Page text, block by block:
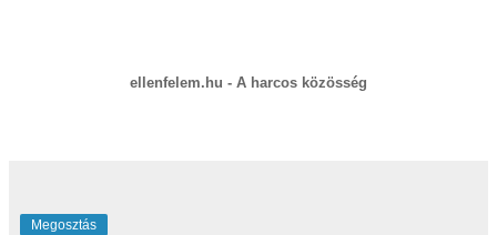
ellenfelem.hu - A harcos közösség
Megosztás